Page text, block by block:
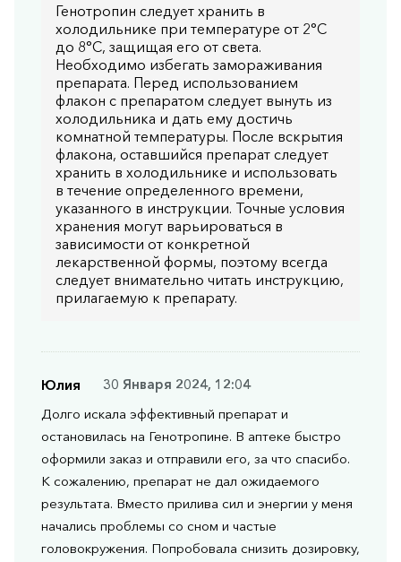
Генотропин следует хранить в
холодильнике при температуре от 2°C
до 8°C, защищая его от света.
Необходимо избегать замораживания
препарата. Перед использованием
флакон с препаратом следует вынуть из
холодильника и дать ему достичь
комнатной температуры. После вскрытия
флакона, оставшийся препарат следует
хранить в холодильнике и использовать
в течение определенного времени,
указанного в инструкции. Точные условия
хранения могут варьироваться в
зависимости от конкретной
лекарственной формы, поэтому всегда
следует внимательно читать инструкцию,
прилагаемую к препарату.
Юлия
30 Января 2024, 12:04
Долго искала эффективный препарат и
остановилась на Генотропине. В аптеке быстро
оформили заказ и отправили его, за что спасибо.
К сожалению, препарат не дал ожидаемого
результата. Вместо прилива сил и энергии у меня
начались проблемы со сном и частые
головокружения. Попробовала снизить дозировку,